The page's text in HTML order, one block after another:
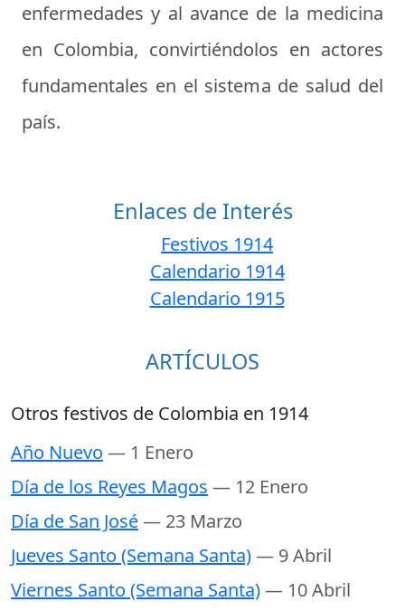
enfermedades y al avance de la medicina
en Colombia, convirtiéndolos en actores
fundamentales en el sistema de salud del
país.
Enlaces de Interés
Festivos 1914
Calendario 1914
Calendario 1915
ARTÍCULOS
Otros festivos de Colombia en 1914
Año Nuevo — 1 Enero
Día de los Reyes Magos — 12 Enero
Día de San José— 23 Marzo
Jueves Santo (Semana Santa)— 9 Abril
Viernes Santo (Semana Santa)— 10 Abril